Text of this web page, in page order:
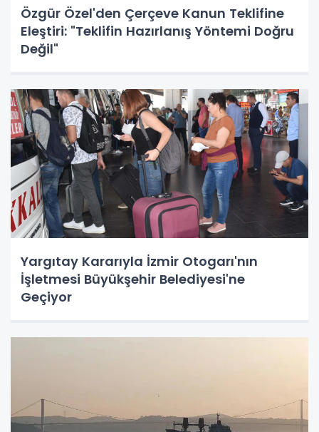
Özgür Özel'den Çerçeve Kanun Teklifine
Eleştiri: "Teklifin Hazırlanış Yöntemi Doğru
Değil"
Yargıtay Kararıyla İzmir Otogarı'nın
İşletmesi Büyükşehir Belediyesi'ne
Geçiyor